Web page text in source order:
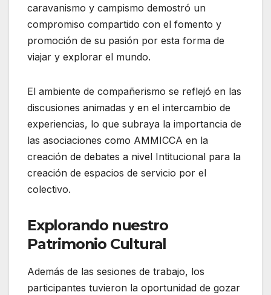
caravanismo y campismo demostró un
compromiso compartido con el fomento y
promoción de su pasión por esta forma de
viajar y explorar el mundo.
El ambiente de compañerismo se reflejó en las
discusiones animadas y en el intercambio de
experiencias, lo que subraya la importancia de
las asociaciones como AMMICCA en la
creación de debates a nivel Intitucional para la
creación de espacios de servicio por el
colectivo.
Explorando nuestro
Patrimonio Cultural
Además de las sesiones de trabajo, los
participantes tuvieron la oportunidad de gozar